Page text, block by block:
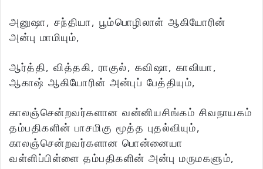
அனுஷா, சந்தியா, பூம்பொழிலாள் ஆகியோரின்
அன்பு மாமியும்,
ஆர்த்தி, வித்தகி, ராகுல், கவிஷா, காவியா,
ஆகாஷ் ஆகியோரின் அன்புப் பேத்தியும்,
காலஞ்சென்றவர்களான வன்னியசிங்கம் சிவநாயகம்
தம்பதிகளின் பாசமிகு மூத்த புதல்வியும்,
காலஞ்சென்றவர்களான பொன்னையா
வள்ளிப்பிள்ளை தம்பதிகளின் அன்பு மருமகளும்,